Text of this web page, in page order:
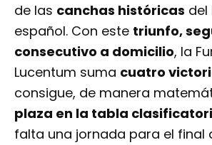
de las canchas históricas del
español. Con este triunfo,
consecutivo a domicilio, la
Lucentum suma cuatro
consigue, de manera
plaza en la tabla
falta una jornada para el final